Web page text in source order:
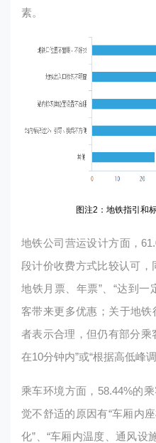
素。
图注2：地铁指引和
地铁公司营运设计方面，
段计价收费方式比较认可，
地铁月票、年票”、“达到一
客带来更多优惠；关于地
者表示合理，但仍有部分乘
在10分钟内”或“根据高低峰调
乘车环境方面，58.44%的
觉不舒适的原因有“车厢内
化”、“车厢内温度、通风设